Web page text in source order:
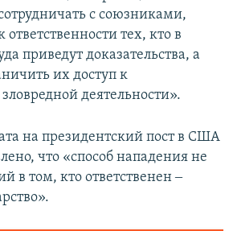
с союзниками,
тех, кто в
приведут доказательства, а
их доступ к
деятельности».
на президентский пост в США
что «способ нападения не
в том, кто ответственен ‒